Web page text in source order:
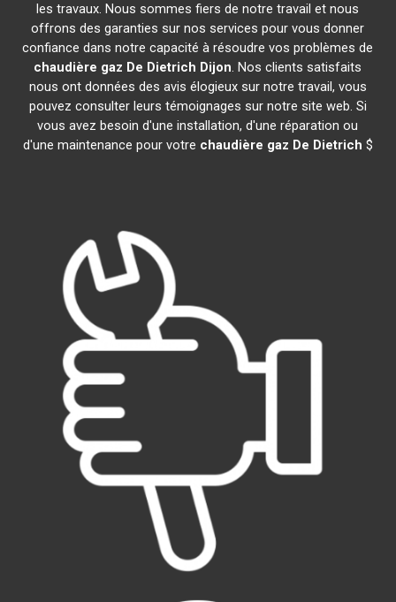
les travaux. Nous sommes fiers de notre travail et nous
offrons des garanties sur nos services pour vous donner
confiance dans notre capacité à résoudre vos problèmes de
chaudière gaz De Dietrich Dijon. Nos clients satisfaits
nous ont données des avis élogieux sur notre travail, vous
pouvez consulter leurs témoignages sur notre site web. Si
vous avez besoin d'une installation, d'une réparation ou
d'une maintenance pour votre chaudière gaz De Dietrich $